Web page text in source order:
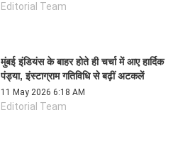
Editorial Team
मुंबई इंडियंस के बाहर होते ही चर्चा में आए हार्दिक
पंड्या, इंस्टाग्राम गतिविधि से बढ़ीं अटकलें
11 May 2026 6:18 AM
Editorial Team